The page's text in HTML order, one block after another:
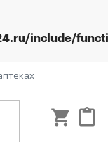
include/
shopping_cart content_paste